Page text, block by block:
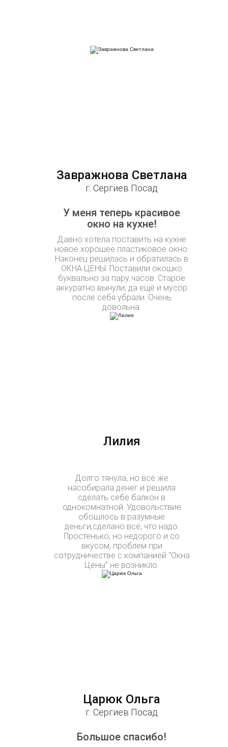
Завражнова Светлана
г. Сергиев Посад
У меня теперь красивое
окно на кухне!
Давно хотела поставить на кухне
новое хорошее пластиковое окно.
Наконец решилась и обратилась в
ОКНА ЦЕНЫ. Поставили окошко
буквально за пару часов. Старое
аккуратно вынули, да ещё и мусор
после себя убрали. Очень
довольна.
Лилия
Долго тянула, но всё же
насобирала денег и решила
сделать себе балкон в
однокомнатной. Удовольствие
обошлось в разумные
деньги,сделано всё, что надо.
Простенько, но недорого и со
вкусом, проблем при
сотрудничестве с компанией “Окна
Цены” не возникло.
Царюк Ольга
г. Сергиев Посад
Большое спасибо!